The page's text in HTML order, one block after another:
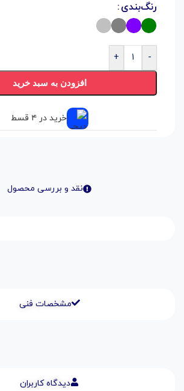
رنگ‌بندی
-
+
افزودن به سبد خرید
خرید در ۴ قسط
نقد و بررسی محصول
مشخصات فنی
دیدگاه کاربران